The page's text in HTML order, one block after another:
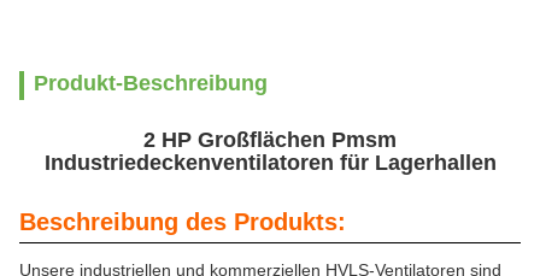
Produkt-Beschreibung
2 HP Großflächen Pmsm
Industriedeckenventilatoren für Lagerhallen
Beschreibung des Produkts:
Unsere industriellen und kommerziellen HVLS-Ventilatoren sind